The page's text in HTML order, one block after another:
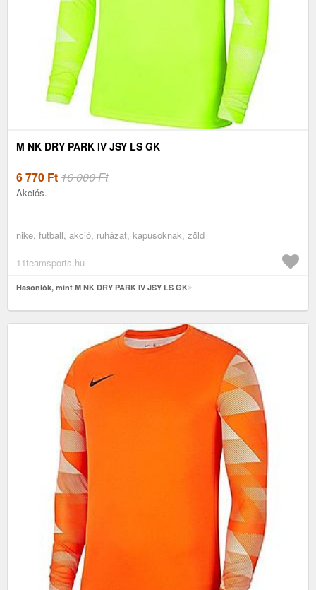
M NK DRY PARK IV JSY LS GK
6 770 Ft16 000 Ft
Akciós.
nike, futball, akció, ruházat, kapusoknak, zöld
11teamsports.hu
Hasonlók, mint M NK DRY PARK IV JSY LS GK